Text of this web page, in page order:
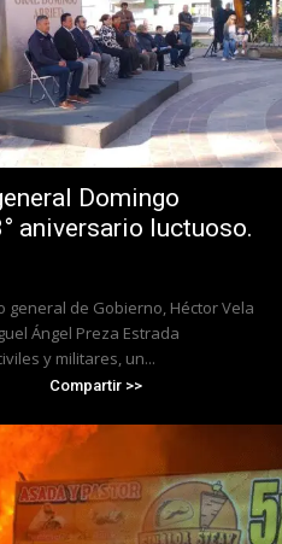
Domingo
aniversario luctuoso.
de Gobierno, Héctor Vela
Ángel Preza Estrada
y militares, un...
Compartir >>